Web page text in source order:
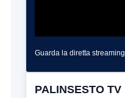
Guarda la diretta streaming
PALINSESTO TV